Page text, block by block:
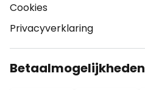
Cookies
Privacyverklaring
Betaalmogelijkheden